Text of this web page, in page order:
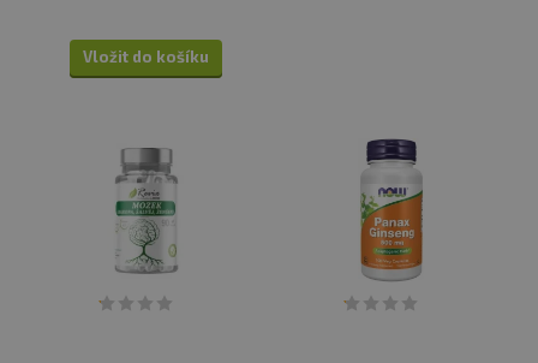
Vložit do košíku